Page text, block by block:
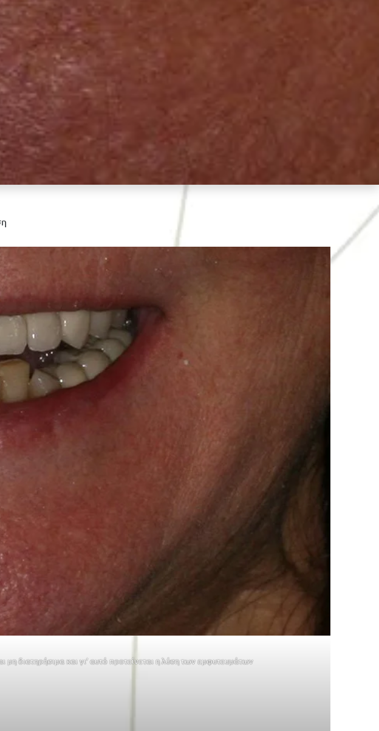
διατηρήσιμα και γι’ αυτό προτείνεται η λύση τωνεμφυτευμάτων